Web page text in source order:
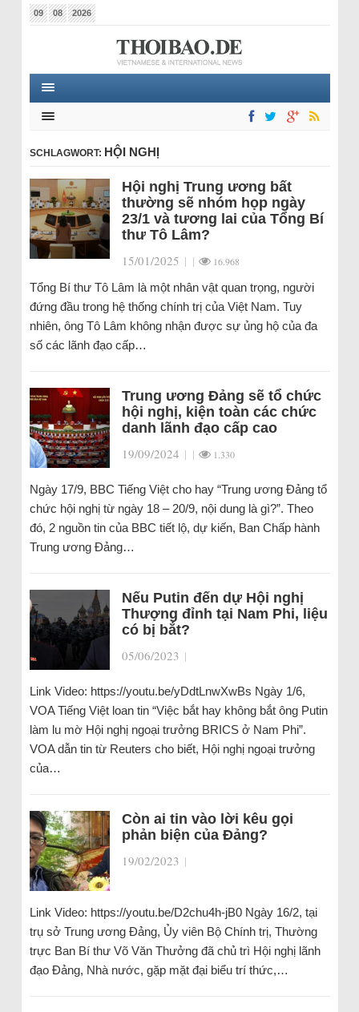
09 08 2026
SCHLAGWORT: HỘI NGHỊ
Hội nghị Trung ương bất
thường sẽ nhóm họp ngày
23/1 và tương lai của Tổng Bí
thư Tô Lâm?
15/01/2025 | | 16.968
Tổng Bí thư Tô Lâm là một nhân vật quan trọng, người
đứng đầu trong hệ thống chính trị của Việt Nam. Tuy
nhiên, ông Tô Lâm không nhận được sự ủng hộ của đa
số các lãnh đạo cấp…
Trung ương Đảng sẽ tổ chức
hội nghị, kiện toàn các chức
danh lãnh đạo cấp cao
19/09/2024 | | 1.330
Ngày 17/9, BBC Tiếng Việt cho hay “Trung ương Đảng tổ
chức hội nghị từ ngày 18 – 20/9, nội dung là gì?”. Theo
đó, 2 nguồn tin của BBC tiết lộ, dự kiến, Ban Chấp hành
Trung ương Đảng…
Nếu Putin đến dự Hội nghị
Thượng đỉnh tại Nam Phi, liệu
có bị bắt?
05/06/2023 |
Link Video: https://youtu.be/yDdtLnwXwBs Ngày 1/6,
VOA Tiếng Việt loan tin “Việc bắt hay không bắt ông Putin
làm lu mờ Hội nghị ngoại trưởng BRICS ở Nam Phi”.
VOA dẫn tin từ Reuters cho biết, Hội nghị ngoại trưởng
của…
Còn ai tin vào lời kêu gọi
phản biện của Đảng?
19/02/2023 |
Link Video: https://youtu.be/D2chu4h-jB0 Ngày 16/2, tại
trụ sở Trung ương Đảng, Ủy viên Bộ Chính trị, Thường
trực Ban Bí thư Võ Văn Thưởng đã chủ trì Hội nghị lãnh
đạo Đảng, Nhà nước, gặp mặt đại biểu trí thức,…